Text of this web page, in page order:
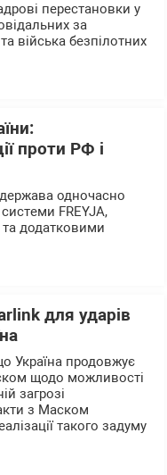
перестановки у
за
війська безпілотних
проти РФ і
одночасно
FREYJA,
додатковими
для ударів
Україна продовжує
щодо можливості
загрозі
з Маском
такого задуму